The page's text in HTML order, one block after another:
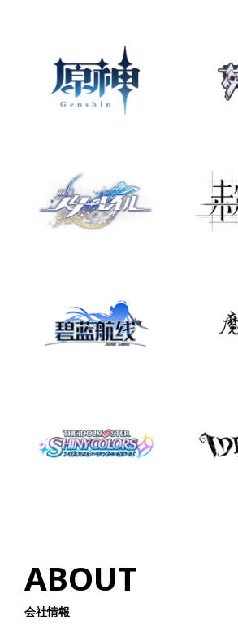
village.com/shopdetail/
原神シリーズ アクリルキーホルダ
ー Genshin フリーナ
https://shop.fantasy-
ABOUT
会社情報